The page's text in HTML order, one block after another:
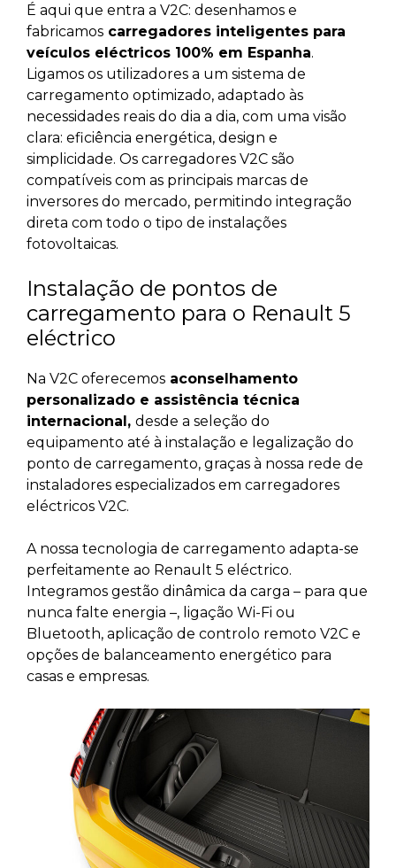
É aqui que entra a V2C: desenhamos e
fabricamos carregadores inteligentes para
veículos eléctricos 100% em Espanha.
Ligamos os utilizadores a um sistema de
carregamento optimizado, adaptado às
necessidades reais do dia a dia, com uma visão
clara: eficiência energética, design e
simplicidade. Os carregadores V2C são
compatíveis com as principais marcas de
inversores do mercado, permitindo integração
direta com todo o tipo de instalações
fotovoltaicas.
Instalação de pontos de
carregamento para o Renault 5
eléctrico
Na V2C oferecemos aconselhamento
personalizado e assistência técnica
internacional, desde a seleção do
equipamento até à instalação e legalização do
ponto de carregamento, graças à nossa rede de
instaladores especializados em carregadores
eléctricos V2C.
A nossa tecnologia de carregamento adapta-se
perfeitamente ao Renault 5 eléctrico.
Integramos gestão dinâmica da carga – para que
nunca falte energia –, ligação Wi-Fi ou
Bluetooth, aplicação de controlo remoto V2C e
opções de balanceamento energético para
casas e empresas.